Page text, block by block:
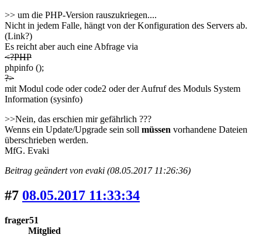
>> um die PHP-Version rauszukriegen....
Nicht in jedem Falle, hängt von der Konfiguration des Servers ab.
(Link?)
Es reicht aber auch eine Abfrage via
<?PHP
phpinfo ();
?>
mit Modul code oder code2 oder der Aufruf des Moduls System
Information (sysinfo)
>>Nein, das erschien mir gefährlich ???
Wenns ein Update/Upgrade sein soll müssen vorhandene Dateien
überschrieben werden.
MfG. Evaki
Beitrag geändert von evaki (08.05.2017 11:26:36)
#7 08.05.2017 11:33:34
frager51
Mitglied